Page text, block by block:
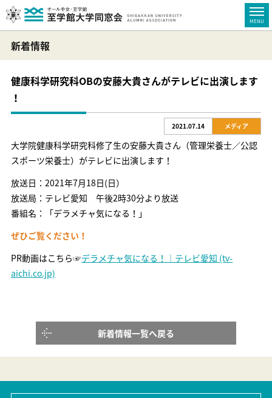
新着情報
健康科学研究科OBの安藤大貴さんがテレビに出演します
！
2021.07.14 メディア
大学院健康科学研究科修了生の安藤大貴さん（管理栄養士／公認
スポーツ栄養士）がテレビに出演します！
放送日：2021年7月18日(日）
放送局：テレビ愛知 午後2時30分より放送
番組名：「デラメチャ気になる！」
ぜひご覧ください！
PR動画はこちら☞デラメチャ気になる！｜テレビ愛知 (tv-
aichi.co.jp)
新着情報一覧へ戻る